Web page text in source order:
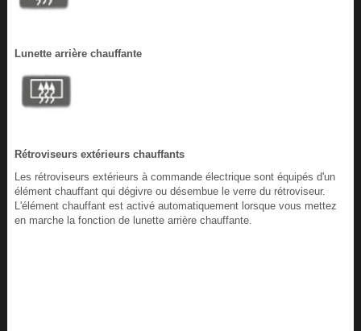
Lunette arrière chauffante
Rétroviseurs extérieurs chauffants
Les rétroviseurs extérieurs à commande électrique sont équipés d'un
élément chauffant qui dégivre ou désembue le verre du rétroviseur.
L'élément chauffant est activé automatiquement lorsque vous mettez
en marche la fonction de lunette arrière chauffante.